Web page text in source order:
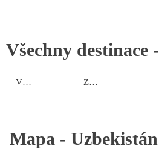
Všechny destinace -
Východní oblast Západní oblast
Mapa - Uzbekistán